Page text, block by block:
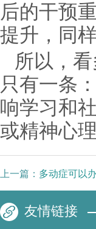
后的干预
提升，同
所以，
只有一条
响学习和
或精神心
上一篇： 多动症可以
友情链接